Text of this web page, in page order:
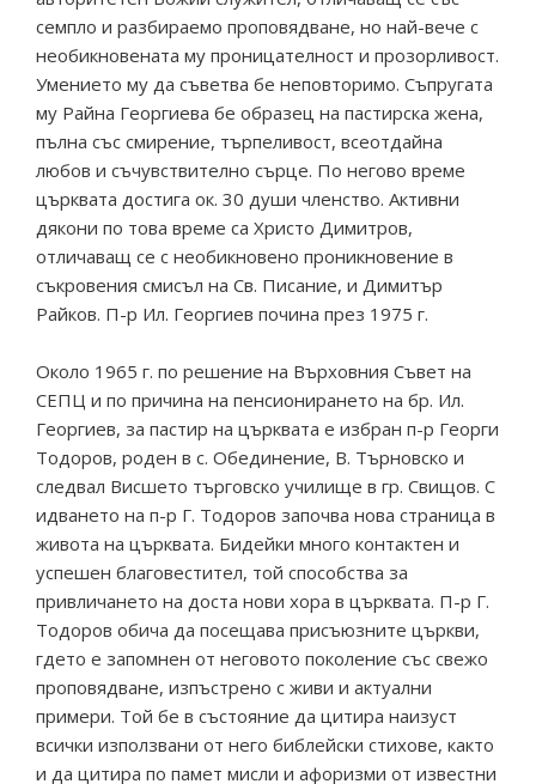
семпло и разбираемо проповядване, но най-вече с
необикновената му проницателност и прозорливост.
Умението му да съветва бе неповторимо. Съпругата
му Райна Георгиева бе образец на пастирска жена,
пълна със смирение, търпеливост, всеотдайна
любов и съчувствително сърце. По негово време
църквата достига ок. 30 души членство. Активни
дякони по това време са Христо Димитров,
отличаващ се с необикновено проникновение в
съкровения смисъл на Св. Писание, и Димитър
Райков. П-р Ил. Георгиев почина през 1975 г.
Около 1965 г. по решение на Върховния Съвет на
СЕПЦ и по причина на пенсионирането на бр. Ил.
Георгиев, за пастир на църквата е избран п-р Георги
Тодоров, роден в с. Обединение, В. Търновско и
следвал Висшето търговско училище в гр. Свищов. С
идването на п-р Г. Тодоров започва нова страница в
живота на църквата. Бидейки много контактен и
успешен благовестител, той способства за
привличането на доста нови хора в църквата. П-р Г.
Тодоров обича да посещава присъюзните църкви,
гдето е запомнен от неговото поколение със свежо
проповядване, изпъстрено с живи и актуални
примери. Той бе в състояние да цитира наизуст
всички използвани от него библейски стихове, както
и да цитира по памет мисли и афоризми от известни